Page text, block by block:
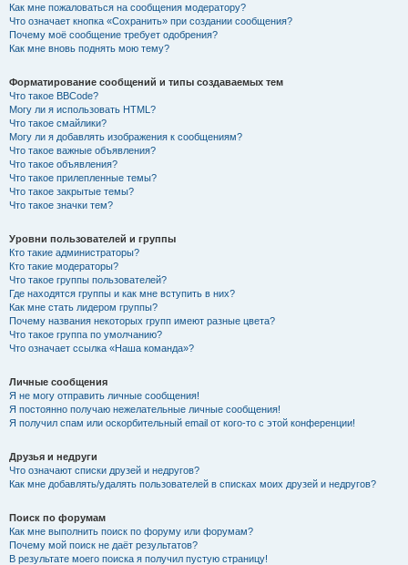
Как мне пожаловаться на сообщения модератору?
Что означает кнопка «Сохранить» при создании сообщения?
Почему моё сообщение требует одобрения?
Как мне вновь поднять мою тему?
Форматирование сообщений и типы создаваемых тем
Что такое BBCode?
Могу ли я использовать HTML?
Что такое смайлики?
Могу ли я добавлять изображения к сообщениям?
Что такое важные объявления?
Что такое объявления?
Что такое прилепленные темы?
Что такое закрытые темы?
Что такое значки тем?
Уровни пользователей и группы
Кто такие администраторы?
Кто такие модераторы?
Что такое группы пользователей?
Где находятся группы и как мне вступить в них?
Как мне стать лидером группы?
Почему названия некоторых групп имеют разные цвета?
Что такое группа по умолчанию?
Что означает ссылка «Наша команда»?
Личные сообщения
Я не могу отправить личные сообщения!
Я постоянно получаю нежелательные личные сообщения!
Я получил спам или оскорбительный email от кого-то с этой конференции!
Друзья и недруги
Что означают списки друзей и недругов?
Как мне добавлять/удалять пользователей в списках моих друзей и недругов?
Поиск по форумам
Как мне выполнить поиск по форуму или форумам?
Почему мой поиск не даёт результатов?
В результате моего поиска я получил пустую страницу!